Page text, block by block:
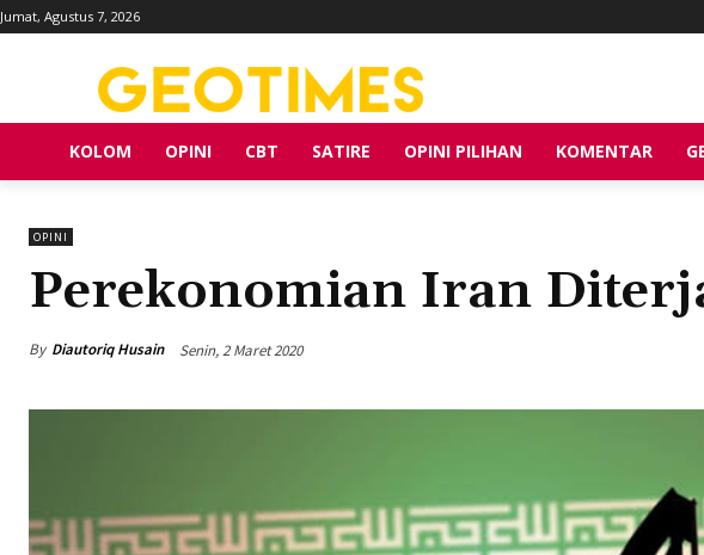
Jumat, Agustus 7, 2026
KOLOM OPINI CBT SATIRE OPINI PILIHAN KOMENTAR
OPINI
Perekonomian Iran
By Diautoriq Husain Senin, 2 Maret 2020